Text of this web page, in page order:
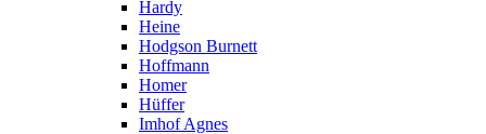
Hardy
Heine
Hodgson Burnett
Hoffmann
Homer
Hüffer
Imhof Agnes